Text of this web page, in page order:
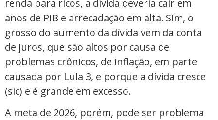
renda para ricos, a dívida deveria cair em
anos de PIB e arrecadação em alta. Sim, o
grosso do aumento da dívida vem da conta
de juros, que são altos por causa de
problemas crônicos, de inflação, em parte
causada por Lula 3, e porque a dívida cresce
(sic) e é grande em excesso.
A meta de 2026, porém, pode ser problema